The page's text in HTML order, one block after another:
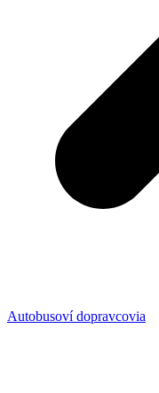
Autobusoví dopravcovia